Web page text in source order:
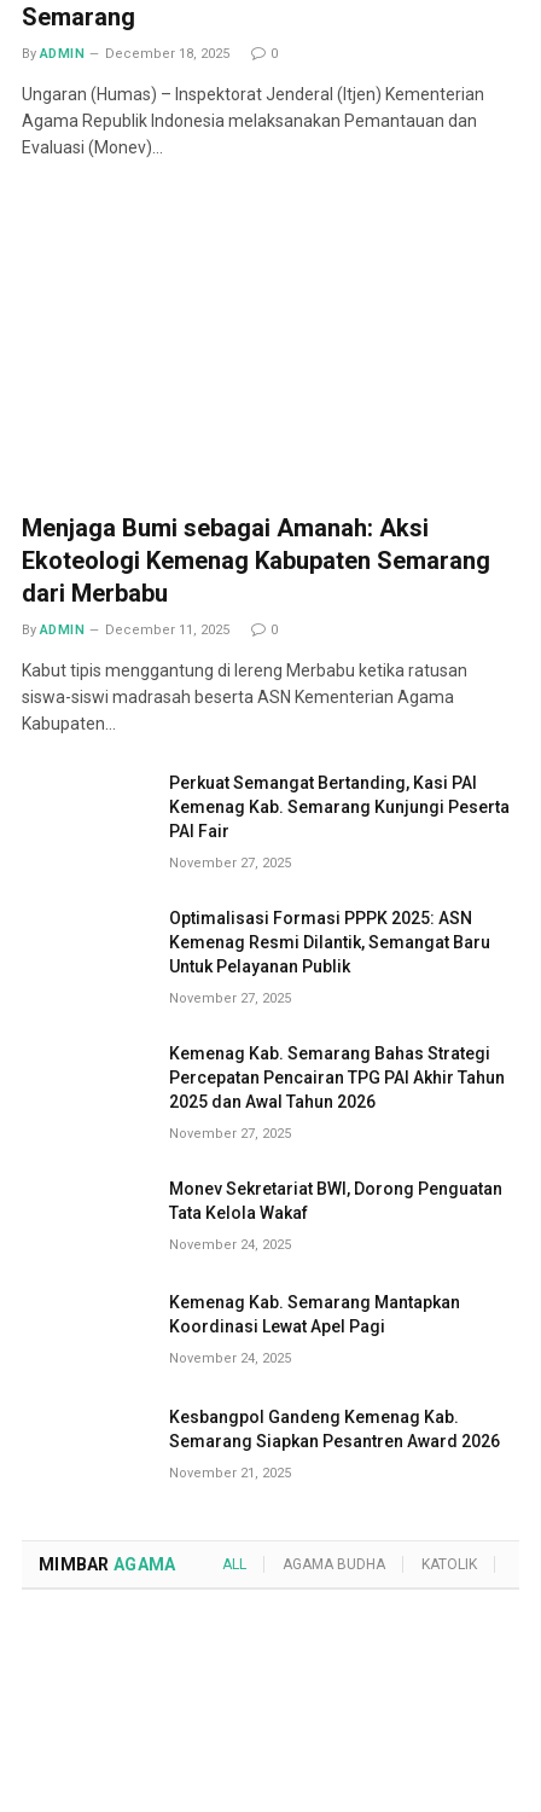
Semarang
By ADMIN December 18, 2025 0
Ungaran (Humas) – Inspektorat Jenderal (Itjen) Kementerian
Agama Republik Indonesia melaksanakan Pemantauan dan
Evaluasi (Monev)…
Menjaga Bumi sebagai Amanah: Aksi
Ekoteologi Kemenag Kabupaten Semarang
dari Merbabu
By ADMIN December 11, 2025 0
Kabut tipis menggantung di lereng Merbabu ketika ratusan
siswa-siswi madrasah beserta ASN Kementerian Agama
Kabupaten…
Perkuat Semangat Bertanding, Kasi PAI
Kemenag Kab. Semarang Kunjungi Peserta
PAI Fair
November 27, 2025
Optimalisasi Formasi PPPK 2025: ASN
Kemenag Resmi Dilantik, Semangat Baru
Untuk Pelayanan Publik
November 27, 2025
Kemenag Kab. Semarang Bahas Strategi
Percepatan Pencairan TPG PAI Akhir Tahun
2025 dan Awal Tahun 2026
November 27, 2025
Monev Sekretariat BWI, Dorong Penguatan
Tata Kelola Wakaf
November 24, 2025
Kemenag Kab. Semarang Mantapkan
Koordinasi Lewat Apel Pagi
November 24, 2025
Kesbangpol Gandeng Kemenag Kab.
Semarang Siapkan Pesantren Award 2026
November 21, 2025
MIMBAR AGAMA ALL AGAMA BUDHA KATOLIK